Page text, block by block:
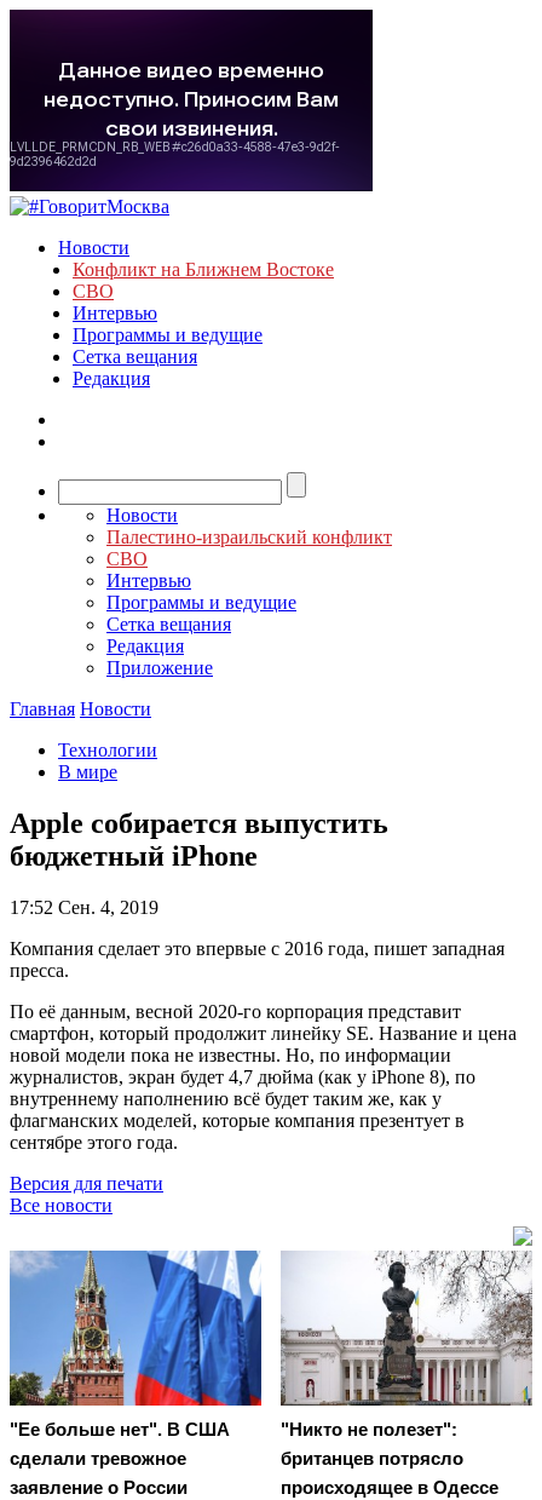
Новости
Конфликт на Ближнем Востоке
СВО
Интервью
Программы и ведущие
Сетка вещания
Редакция
Новости
Палестино-израильский конфликт
СВО
Интервью
Программы и ведущие
Сетка вещания
Редакция
Приложение
Главная Новости
Технологии
В мире
Apple собирается выпустить
бюджетный iPhone
17:52 Сен. 4, 2019
Компания сделает это впервые с 2016 года, пишет западная
пресса.
По её данным, весной 2020-го корпорация представит
смартфон, который продолжит линейку SE. Название и цена
новой модели пока не известны. Но, по информации
журналистов, экран будет 4,7 дюйма (как у iPhone 8), по
внутреннему наполнению всё будет таким же, как у
флагманских моделей, которые компания презентует в
сентябре этого года.
Версия для печати
Все новости
"Ее больше нет". В США
сделали тревожное
заявление о России
"Никто не полезет":
британцев потрясло
происходящее в Одессе